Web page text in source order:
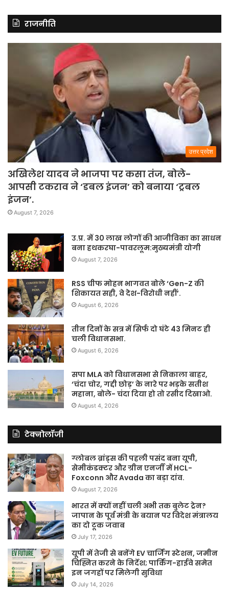
राजनीति
उत्तर प्रदेश
अखिलेश यादव ने भाजपा पर कसा तंज, बोले-
आपसी टकराव ने ‘डबल इंजन’ को बनाया ‘ट्रबल
इंजन’.
August 7, 2026
उ.प्र. में 30 लाख लोगों की आजीविका का साधन
बना हथकरघा-पावरलूम:मुख्यमंत्री योगी
August 7, 2026
RSS चीफ मोहन भागवत बोले ‘Gen-Z की
शिकायत सही, वे देश-विरोधी नहीं’.
August 6, 2026
तीन दिनों के सत्र में सिर्फ दो घंटे 43 मिनट ही
चली विधानसभा.
August 6, 2026
सपा MLA को विधानसभा से निकाला बाहर,
‘चंदा चोर, गद्दी छोड़’ के नारे पर भड़के सतीश
महाना, बोले- चंदा दिया हो तो रसीद दिखाओ.
August 4, 2026
टेक्नोलॉजी
ग्लोबल ब्रांड्स की पहली पसंद बना यूपी,
सेमीकंडक्टर और ग्रीन एनर्जी में HCL-
Foxconn और Avada का बड़ा दांव.
August 7, 2026
भारत में क्यों नहीं चली अभी तक बुलेट ट्रेन?
जापान के पूर्व मंत्री के बयान पर विदेश मंत्रालय
का दो टूक जवाब
July 17, 2026
यूपी में तेजी से बनेंगे EV चार्जिंग स्टेशन, जमीन
चिह्नित करने के निर्देश; पार्किंग-हाईवे समेत
इन जगहों पर मिलेगी सुविधा
July 14, 2026